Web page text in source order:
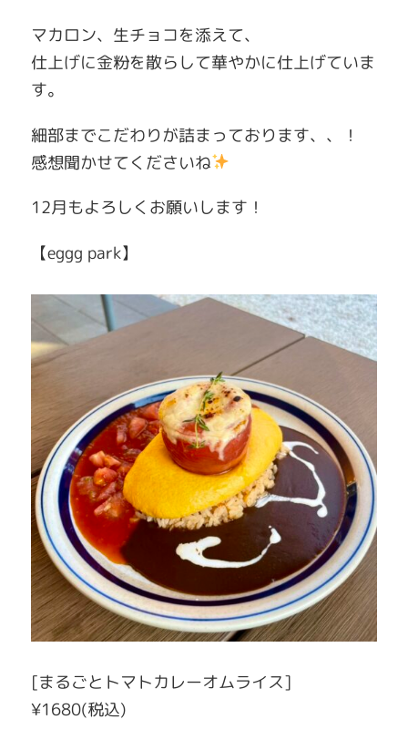
マカロン、生チョコを添えて、
仕上げに金粉を散らして華やかに仕上げていま
す。
細部までこだわりが詰まっております、、！
感想聞かせてくださいね
12月もよろしくお願いします！
【eggg park】
[まるごとトマトカレーオムライス]
¥1680(税込)